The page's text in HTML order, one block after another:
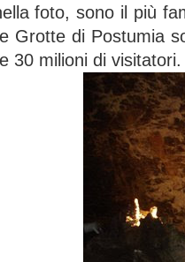
foto, sono il più
Grotte di Postumia
30 milioni di visitatori.